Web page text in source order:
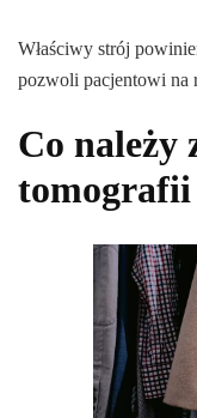
Właściwy strój
pozwoli pacjentowi na
Co należy